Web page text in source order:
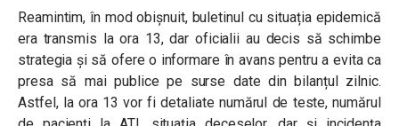
Reamintim, în mod obișnuit, buletinul cu situația epidemică
era transmis la ora 13, dar oficialii au decis să schimbe
strategia și să ofere o informare în avans pentru a evita ca
presa să mai publice pe surse date din bilanțul zilnic.
Astfel, la ora 13 vor fi detaliate numărul de teste, numărul